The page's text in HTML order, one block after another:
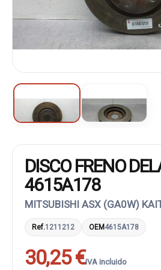
DISCO FRENO
4615A178
MITSUBISHI ASX (GA0W)
Ref.1211212 OEM4615A178
30,25 €IVA incluido